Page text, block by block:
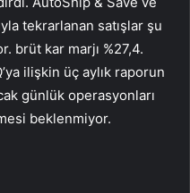
tekrarlanan satışlar şu
brüt kar marjı %27,4.
ilişkin üç aylık raporun
günlük operasyonları
beklenmiyor.